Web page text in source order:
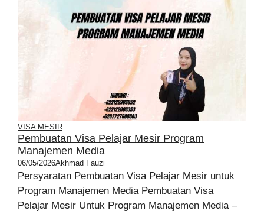
VISA MESIR
Pembuatan Visa Pelajar Mesir Program
Manajemen Media
06/05/2026Akhmad Fauzi
Persyaratan Pembuatan Visa Pelajar Mesir untuk
Program Manajemen Media Pembuatan Visa
Pelajar Mesir Untuk Program Manajemen Media –